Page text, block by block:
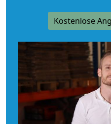
Kostenlose